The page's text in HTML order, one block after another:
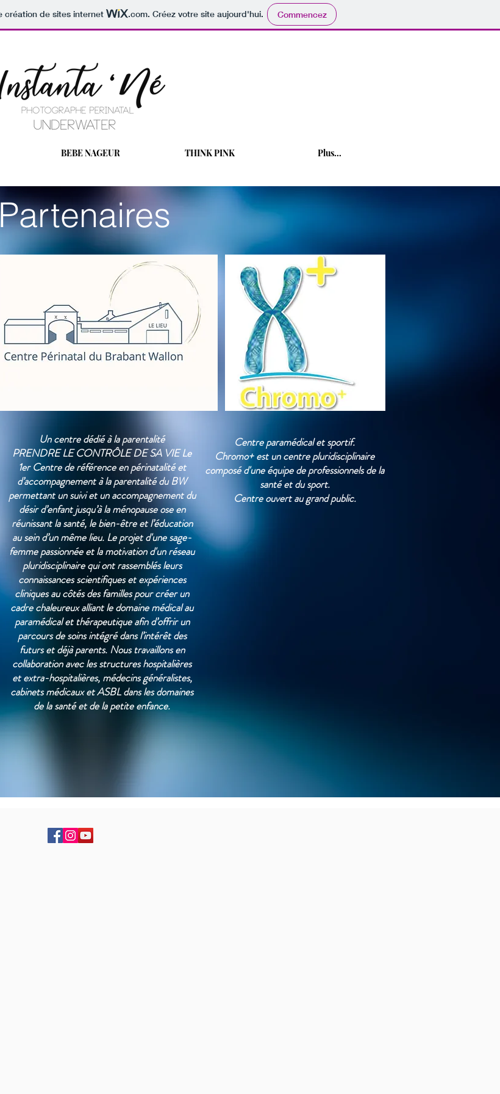
création de sites internet .com. Créez votre site aujourd'hui. Commencez
Un centre dédié à la parentalité
PRENDRE LE CONTRÔLE DE SA VIE Le
1er Centre de référence en périnatalité et
d’accompagnement à la parentalité du BW
permettant un suivi et un accompagnement du
désir d’enfant jusqu’à la ménopause ose en
réunissant la santé, le bien-être et l’éducation
au sein d’un même lieu. Le projet d'une sage-
femme passionnée et la motivation d'un réseau
pluridisciplinaire qui ont rassemblés leurs
connaissances scientifiques et expériences
cliniques au côtés des familles pour créer un
cadre chaleureux alliant le domaine médical au
paramédical et thérapeutique afin d’offrir un
parcours de soins intégré dans l’intérêt des
futurs et déjà parents. Nous travaillons en
collaboration avec les structures hospitalières
et extra-hospitalières, médecins généralistes,
cabinets médicaux et ASBL dans les domaines
de la santé et de la petite enfance.
Centre paramédical et sportif.
Chromo+ est un centre pluridisciplinaire
composé d'une équipe de professionnels de la
santé et du sport.
Centre ouvert au grand public.
BEBE NAGEUR THINK PINK Plus...